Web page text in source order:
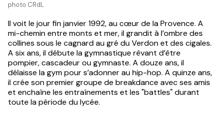
photo CRdL
Il voit le jour fin janvier 1992, au cœur de la Provence. A
mi-chemin entre monts et mer, il grandit à l’ombre des
collines sous le cagnard au gré du Verdon et des cigales.
A six ans, il débute la gymnastique rêvant d’être
pompier, cascadeur ou gymnaste. A douze ans, il
délaisse la gym pour s’adonner au hip-hop. A quinze ans,
il crée son premier groupe de breakdance avec ses amis
et enchaîne les entraînements et les "battles" durant
toute la période du lycée.